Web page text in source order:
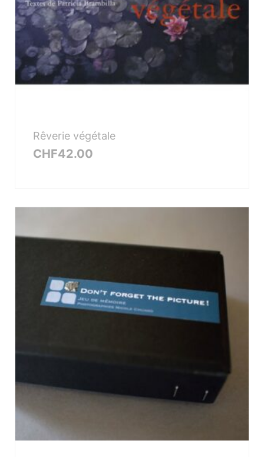
Rêverie végétale
CHF42.00